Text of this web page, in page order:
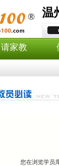
温
请家教
您在浏览学员